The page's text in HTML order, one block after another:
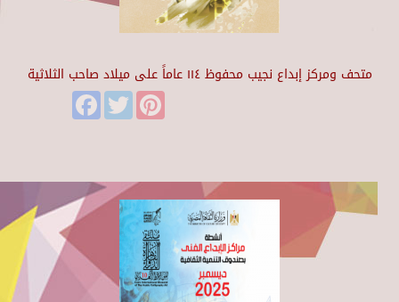
متحف ومركز إبداع نجيب محفوظ ١١٤ عاماً على ميلاد صاحب الثلاثية
FacebookTwitter